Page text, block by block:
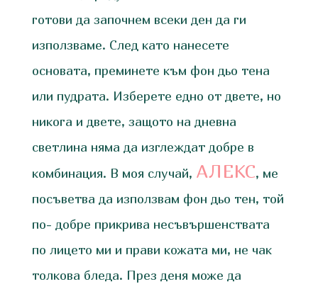
готови да започнем всеки ден да ги
използваме. След като нанесете
основата, преминете към фон дьо тена
или пудрата. Изберете едно от двете, но
никога и двете, защото на дневна
светлина няма да изглеждат добре в
комбинация. В моя случай, АЛЕКС, ме
посъветва да използвам фон дьо тен, той
по- добре прикрива несъвършенствата
по лицето ми и прави кожата ми, не чак
толкова бледа. През деня може да